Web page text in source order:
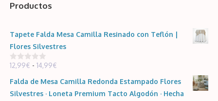
Productos
Tapete Falda Mesa Camilla Resinado con Teflón |
Flores Silvestres
0
e
12,99€ - 14,99€
Falda de Mesa Camilla Redonda Estampado Flores
Silvestres · Loneta Premium Tacto Algodón · Hecha